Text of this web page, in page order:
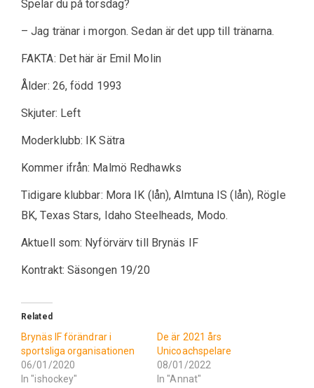
Spelar du på torsdag?
– Jag tränar i morgon. Sedan är det upp till tränarna.
FAKTA: Det här är Emil Molin
Ålder: 26, född 1993
Skjuter: Left
Moderklubb: IK Sätra
Kommer ifrån: Malmö Redhawks
Tidigare klubbar: Mora IK (lån), Almtuna IS (lån), Rögle
BK, Texas Stars, Idaho Steelheads, Modo.
Aktuell som: Nyförvärv till Brynäs IF
Kontrakt: Säsongen 19/20
Related
Brynäs IF förändrar i
sportsliga organisationen
06/01/2020
In "ishockey"
De är 2021 års
Unicoachspelare
08/01/2022
In "Annat"